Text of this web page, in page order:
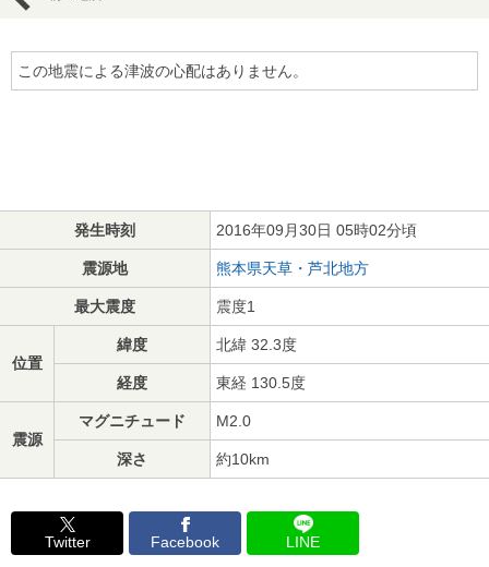
この地震による津波の心配はありません。
発生時刻 2016年09月30日 05時02分頃
震源地 熊本県天草・芦北地方
最大震度 震度1
位置
緯度 北緯 32.3度
経度 東経 130.5度
震源
マグニチュード M2.0
深さ 約10km
Twitter Facebook LINE